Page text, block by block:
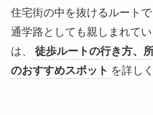
住宅街の中を抜けるルート
通学路としても親しまれて
は、
徒歩ルートの行き方、
のおすすめスポット を詳し